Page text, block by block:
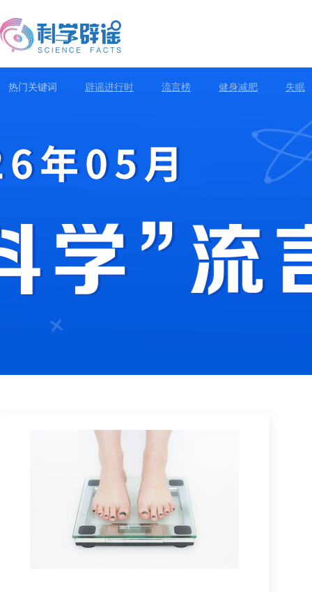
热门关键词 辟谣进行时 流言榜 健身减肥 失眠